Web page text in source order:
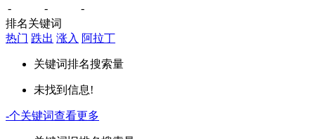
-
-
-
排名关键词
热门 跌出 涨入 阿拉丁
关键词排名搜索量
未找到信息!
-个关键词查看更多